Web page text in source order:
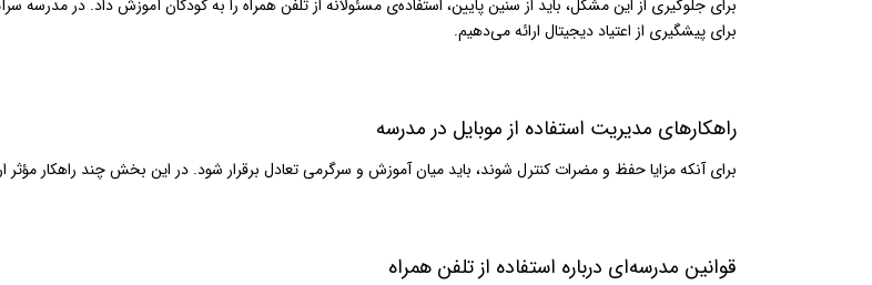
برای جلوگیری از این مشکل، باید از سنین پایین، استفاده‌ی مسئولانه از تلفن همراه را به کودکان آموزش داد. در مدرسه
برای پیشگیری از اعتیاد دیجیتال ارائه می‌دهیم.
راهکارهای مدیریت استفاده از موبایل در مدرسه
برای آنکه مزایا حفظ و مضرات کنترل شوند، باید میان آموزش و سرگرمی تعادل برقرار شود. در این بخش چند راهکار مؤثر
قوانین مدرسه‌ای درباره استفاده از تلفن همراه